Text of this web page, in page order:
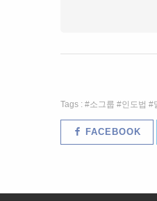
Tags : 소그룹 인도법
FACEBOOK